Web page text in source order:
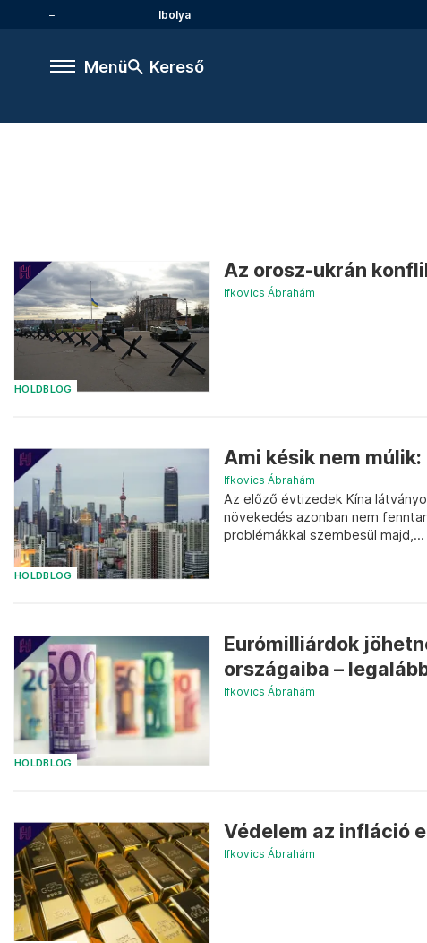
Ibolya
Menü Kereső
HOLDBLOG
Az orosz-ukrán
Ifkovics Ábrahám
HOLDBLOG
Ami késik nem
Ifkovics Ábrahám
Az előző évtizedek Kína
növekedés azonban nem
problémákkal szembesül majd,...
HOLDBLOG
Eurómilliárdok
országaiba –
Ifkovics Ábrahám
Védelem az infláció
Ifkovics Ábrahám